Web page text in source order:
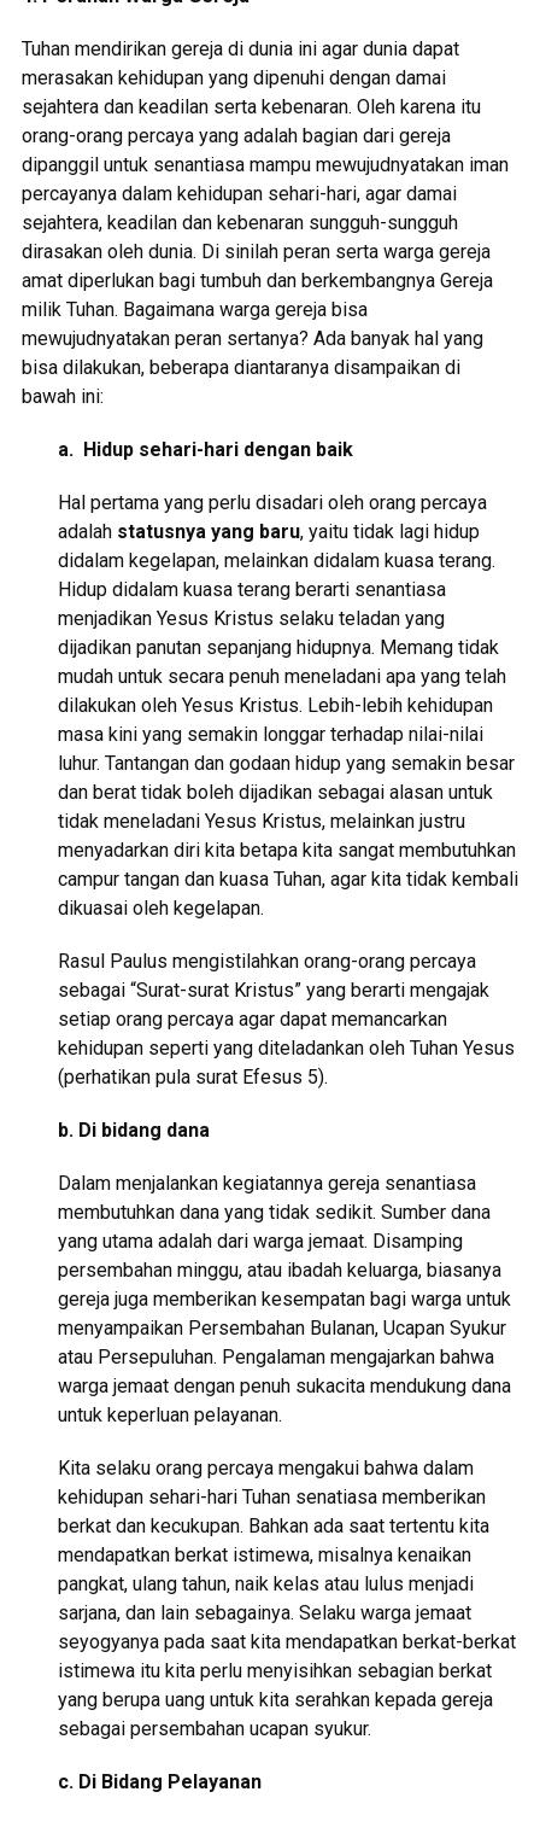
Tuhan mendirikan gereja di dunia ini agar dunia dapat
merasakan kehidupan yang dipenuhi dengan damai
sejahtera dan keadilan serta kebenaran. Oleh karena itu
orang-orang percaya yang adalah bagian dari gereja
dipanggil untuk senantiasa mampu mewujudnyatakan iman
percayanya dalam kehidupan sehari-hari, agar damai
sejahtera, keadilan dan kebenaran sungguh-sungguh
dirasakan oleh dunia. Di sinilah peran serta warga gereja
amat diperlukan bagi tumbuh dan berkembangnya Gereja
milik Tuhan. Bagaimana warga gereja bisa
mewujudnyatakan peran sertanya? Ada banyak hal yang
bisa dilakukan, beberapa diantaranya disampaikan di
bawah ini:
a. Hidup sehari-hari dengan baik
Hal pertama yang perlu disadari oleh orang percaya
adalah statusnya yang baru, yaitu tidak lagi hidup
didalam kegelapan, melainkan didalam kuasa terang.
Hidup didalam kuasa terang berarti senantiasa
menjadikan Yesus Kristus selaku teladan yang
dijadikan panutan sepanjang hidupnya. Memang tidak
mudah untuk secara penuh meneladani apa yang telah
dilakukan oleh Yesus Kristus. Lebih-lebih kehidupan
masa kini yang semakin longgar terhadap nilai-nilai
luhur. Tantangan dan godaan hidup yang semakin besar
dan berat tidak boleh dijadikan sebagai alasan untuk
tidak meneladani Yesus Kristus, melainkan justru
menyadarkan diri kita betapa kita sangat membutuhkan
campur tangan dan kuasa Tuhan, agar kita tidak kembali
dikuasai oleh kegelapan.
Rasul Paulus mengistilahkan orang-orang percaya
sebagai “Surat-surat Kristus” yang berarti mengajak
setiap orang percaya agar dapat memancarkan
kehidupan seperti yang diteladankan oleh Tuhan Yesus
(perhatikan pula surat Efesus 5).
b. Di bidang dana
Dalam menjalankan kegiatannya gereja senantiasa
membutuhkan dana yang tidak sedikit. Sumber dana
yang utama adalah dari warga jemaat. Disamping
persembahan minggu, atau ibadah keluarga, biasanya
gereja juga memberikan kesempatan bagi warga untuk
menyampaikan Persembahan Bulanan, Ucapan Syukur
atau Persepuluhan. Pengalaman mengajarkan bahwa
warga jemaat dengan penuh sukacita mendukung dana
untuk keperluan pelayanan.
Kita selaku orang percaya mengakui bahwa dalam
kehidupan sehari-hari Tuhan senatiasa memberikan
berkat dan kecukupan. Bahkan ada saat tertentu kita
mendapatkan berkat istimewa, misalnya kenaikan
pangkat, ulang tahun, naik kelas atau lulus menjadi
sarjana, dan lain sebagainya. Selaku warga jemaat
seyogyanya pada saat kita mendapatkan berkat-berkat
istimewa itu kita perlu menyisihkan sebagian berkat
yang berupa uang untuk kita serahkan kepada gereja
sebagai persembahan ucapan syukur.
c. Di Bidang Pelayanan